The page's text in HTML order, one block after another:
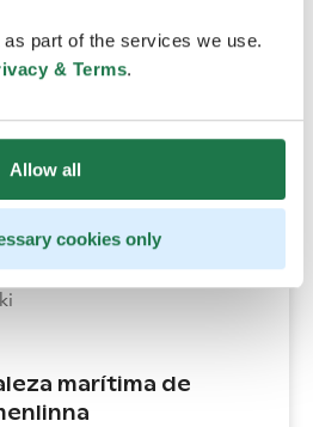
part of the services we use.
& Terms.
Allow all
cookies only
marítima de